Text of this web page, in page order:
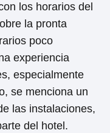
los horarios del
la pronta
poco
experiencia
especialmente
se menciona un
las instalaciones,
del hotel.